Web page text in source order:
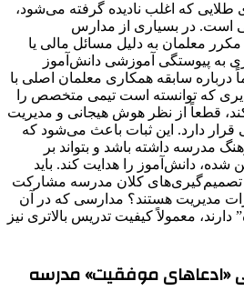
طلایی که اغلب نادیده گرفته می‌شود،
است. در بسیاری از مدارس
مکرر معلمان به دلیل مسائل مالی یا
به پیوستگی آموزشی دانش‌آموز
درباره سابقه همکاری معلمان اصلی با
که توانسته است تیمی متخصص را
حفظ کند، قطعاً از نظر هوش هیجانی و مدیریت
قرار دارد. این ثبات باعث می‌شود که
مدرسه داشته باشد و بتواند بر
دانش‌آموز را هدایت کند. باید
تصمیم‌گیری‌های کلان مدرسه مشارکت
مدیریت هستند؟ مدارسی که در آن
معمولاً کیفیت تدریس بالاتری نیز
«ادعاهای موفقیت» مدرسه